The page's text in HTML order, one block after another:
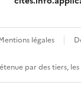
légales
par des tiers,